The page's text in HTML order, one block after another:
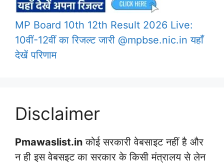
MP Board 10th 12th Result 2026 Live:
10वीं-12वीं का रिजल्ट जारी @mpbse.nic.in यहाँ
देखें परिणाम
Disclaimer
Pmawaslist.in कोई सरकारी वेबसाइट नहीं है और
न ही इस वेबसइट का सरकार के किसी मंत्रालय से लेन